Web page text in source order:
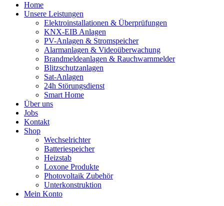
Home
Unsere Leistungen
Elektroinstallationen & Überprüfungen
KNX-EIB Anlagen
PV-Anlagen & Stromspeicher
Alarmanlagen & Videoüberwachung
Brandmeldeanlagen & Rauchwarnmelder
Blitzschutzanlagen
Sat-Anlagen
24h Störungsdienst
Smart Home
Über uns
Jobs
Kontakt
Shop
Wechselrichter
Batteriespeicher
Heizstab
Loxone Produkte
Photovoltaik Zubehör
Unterkonstruktion
Mein Konto